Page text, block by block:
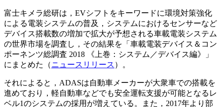
富士キメラ総研は，EVシフトをキーワードに環境対策強化
による電装システムの普及，システムにおけるセンサーなど
デバイス搭載数の増加で拡大が予想される車載電装システム
の世界市場を調査し，その結果を「車載電装デバイス＆コン
ポーネンツ総調査 2018 《上巻：システム／デバイス編》」
にまとめた（ニュースリリース ）。
それによると，ADASは自動車メーカーが大衆車での搭載を
進めており，軽自動車などでも安全運転支援が可能となるレ
ベル1のシステムの採用が増えている。また，2017年より部